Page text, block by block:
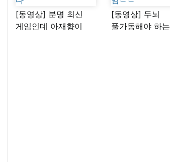
[동영상] 분명 최신
게임인데 아재향이
[동영상] 두뇌
풀가동해야 하는